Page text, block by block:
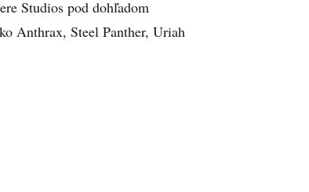
Studios pod dohľadom
Anthrax, Steel Panther, Uriah